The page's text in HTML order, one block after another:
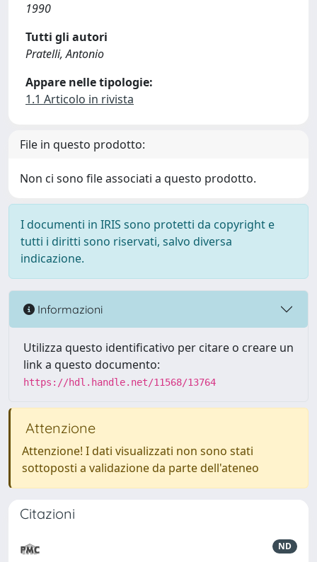
1990
Tutti gli autori
Pratelli, Antonio
Appare nelle tipologie:
1.1 Articolo in rivista
File in questo prodotto:
Non ci sono file associati a questo prodotto.
I documenti in IRIS sono protetti da copyright e
tutti i diritti sono riservati, salvo diversa
indicazione.
Informazioni
Utilizza questo identificativo per citare o creare un
link a questo documento:
https://hdl.handle.net/11568/13764
Attenzione
Attenzione! I dati visualizzati non sono stati
sottoposti a validazione da parte dell'ateneo
Citazioni
ND